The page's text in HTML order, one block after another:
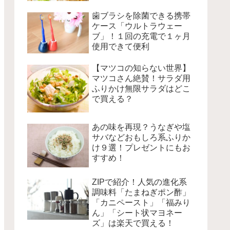
歯ブラシを除菌できる携帯
ケース「ウルトラウェー
ブ」！１回の充電で１ヶ月
使用できて便利
【マツコの知らない世界】
マツコさん絶賛！サラダ用
ふりかけ無限サラダはどこ
で買える？
あの味を再現？うなぎや塩
サバなどおもしろ系ふりか
け９選！プレゼントにもお
すすめ！
ZIPで紹介！人気の進化系
調味料「たまねぎポン酢」
「カニペースト」「福みり
ん」「シート状マヨネー
ズ」は楽天で買える！